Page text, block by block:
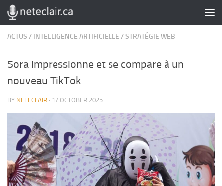
Skip to content
ACTUS / INTELLIGENCE ARTIFICIELLE /STRATÉGIE WEB
Sora impressionne et se compare à un
nouveau TikTok
BY NETECLAIR · 17 OCTOBER 2025